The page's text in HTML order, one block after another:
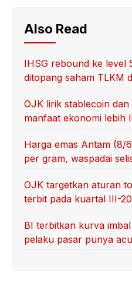
Also Read
IHSG rebound ke level
ditopang saham TLKM
OJK lirik stablecoin
manfaat ekonomi lebih
Harga emas Antam (8/
per gram, waspadai
OJK targetkan aturan
terbit pada kuartal III-
BI terbitkan kurva
pelaku pasar punya